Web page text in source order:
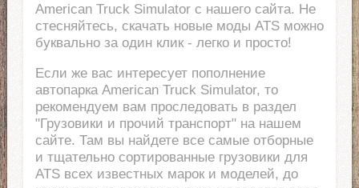
American Truck Simulator с нашего сайта. Не
стесняйтесь, скачать новые моды ATS можно
буквально за один клик - легко и просто!
Если же вас интересует пополнение
автопарка American Truck Simulator, то
рекомендуем вам проследовать в раздел
"Грузовики и прочий транспорт" на нашем
сайте. Там вы найдете все самые отборные
и тщательно сортированные грузовики для
ATS всех известных марок и моделей, до